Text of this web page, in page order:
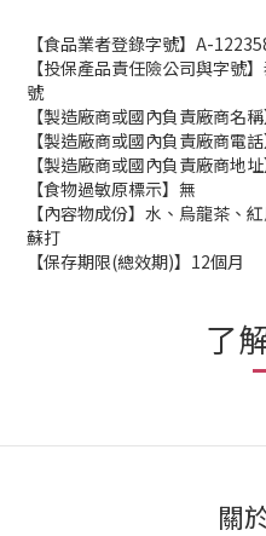
【食品業者登錄字號】A-
【投保產品責任險公司與字號
號
【製造廠商或國內負責廠商名
【製造廠商或國內負責廠商電
【製造廠商或國內負責廠商地
【食物過敏原標示】無
【內容物成份】水、烏龍茶、
蘇打
【保存期限(總效期)】12個月
了
關